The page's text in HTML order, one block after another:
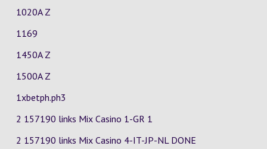
1020A Z
1169
1450A Z
1500A Z
1xbetph.ph3
2 157190 links Mix Casino 1-GR 1
2 157190 links Mix Casino 4-IT-JP-NL DONE